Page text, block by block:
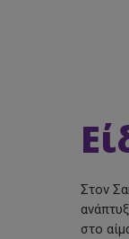
Στον
στο